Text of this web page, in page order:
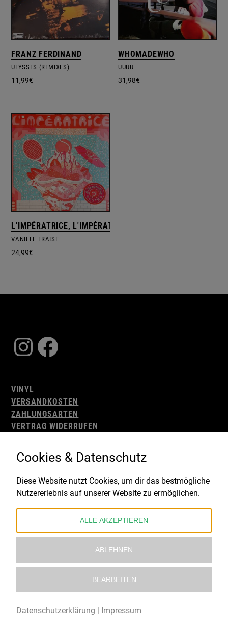
FRANZ FERDINAND
ULYSSES (REMIXES)
11,99€
WHOMADEWHO
UUUU
31,98€
L'IMPÉRATRICE, L'IMPÉRATRICE
VANILLE FRAISE
24,99€
Instagram
Facebook
VINYL
VERSANDKOSTEN
ZAHLUNGSARTEN
VERTRAG WIDERRUFEN
WIDERRUFSBELEHRUNG
IMPRESSUM
Gefördert durch:
Cookies & Datenschutz
Diese Website nutzt Cookies, um dir das bestmögliche
Nutzererlebnis auf unserer Website zu ermöglichen.
ALLE AKZEPTIEREN
ABLEHNEN
BEARBEITEN
Datenschutzerklärung | Impressum